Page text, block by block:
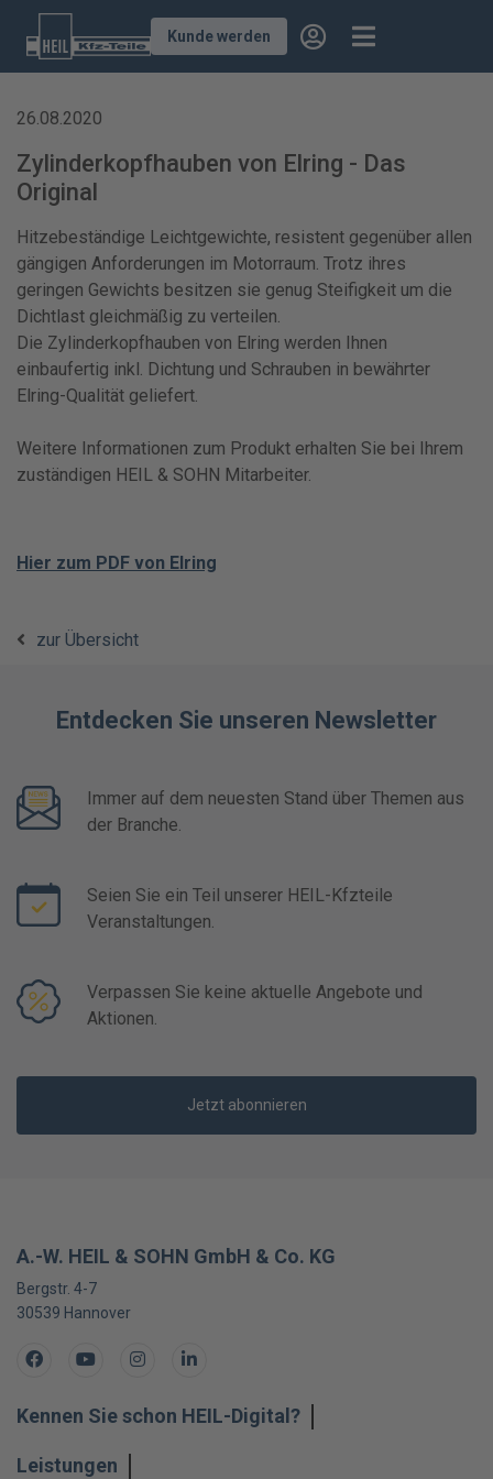
Kunde werden
26.08.2020
Zylinderkopfhauben von Elring - Das
Original
Hitzebeständige Leichtgewichte, resistent gegenüber allen
gängigen Anforderungen im Motorraum. Trotz ihres
geringen Gewichts besitzen sie genug Steifigkeit um die
Dichtlast gleichmäßig zu verteilen.
Die Zylinderkopfhauben von Elring werden Ihnen
einbaufertig inkl. Dichtung und Schrauben in bewährter
Elring-Qualität geliefert.
Weitere Informationen zum Produkt erhalten Sie bei Ihrem
zuständigen HEIL & SOHN Mitarbeiter.
Hier zum PDF von Elring
zur Übersicht
Entdecken Sie unseren Newsletter
Immer auf dem neuesten Stand über Themen aus
der Branche.
Seien Sie ein Teil unserer HEIL-Kfzteile
Veranstaltungen.
Verpassen Sie keine aktuelle Angebote und
Aktionen.
Jetzt abonnieren
A.-W. HEIL & SOHN GmbH & Co. KG
Bergstr. 4-7
30539 Hannover
FacebookYoutubeInstagramLinkedIn
Kennen Sie schon HEIL-Digital?
Leistungen